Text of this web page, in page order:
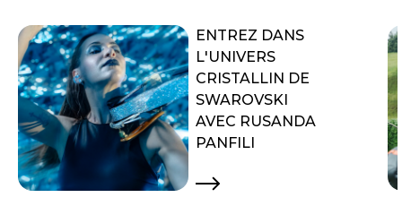
ENTREZ DANS
L'UNIVERS
CRISTALLIN DE
SWAROVSKI
AVEC RUSANDA
PANFILI